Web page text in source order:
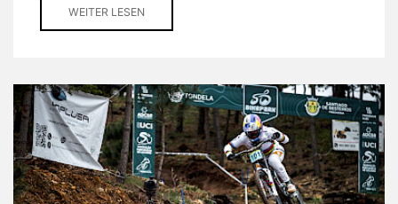
WEITER LESEN